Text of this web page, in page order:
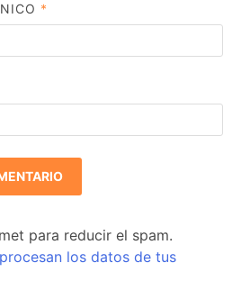
*
para reducir el spam.
los datos de tus